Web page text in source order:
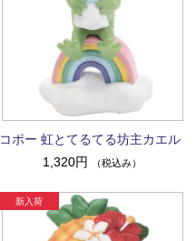
コポー 虹とてるてる坊主カエル
1,320円
（税込み）